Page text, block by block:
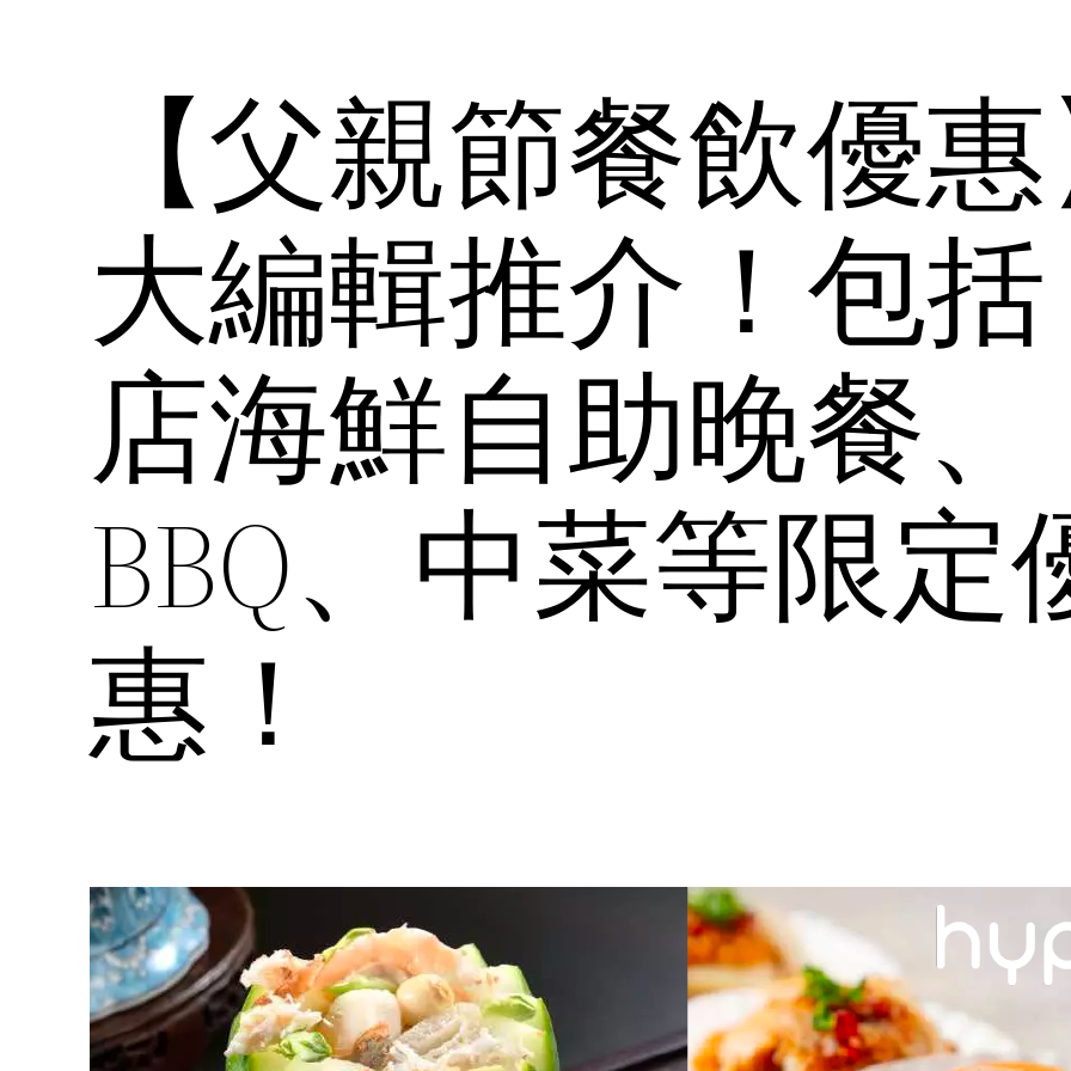
【父親節餐飲優
大編輯推介！包
店海鮮自助晚餐、
BBQ、中菜等限定
惠！